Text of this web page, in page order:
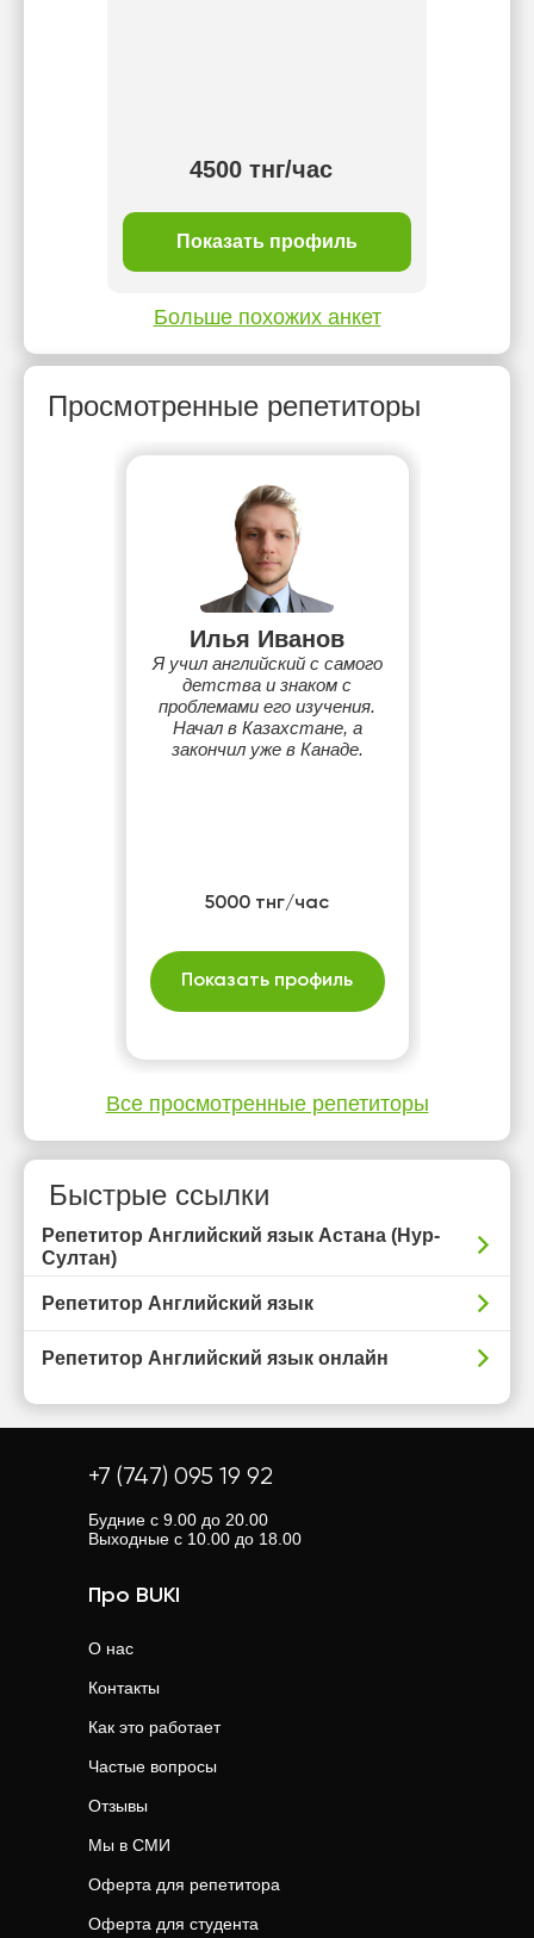
4500 тнг/час
Показать профиль
Больше похожих анкет
Просмотренные репетиторы
Илья Иванов
Я учил английский с самого
детства и знаком с
проблемами его изучения.
Начал в Казахстане, а
закончил уже в Канаде.
5000 тнг/час
Показать профиль
Все просмотренные репетиторы
Быстрые ссылки
Репетитор Английский язык Астана (Нур-
Султан)
Репетитор Английский язык
Репетитор Английский язык онлайн
+7 (747) 095 19 92
Будние с 9.00 до 20.00
Выходные с 10.00 до 18.00
Про BUKI
О нас
Контакты
Как это работает
Частые вопросы
Отзывы
Мы в СМИ
Оферта для репетитора
Оферта для студента